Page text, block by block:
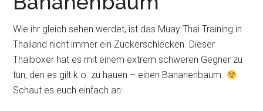
Wie ihr gleich sehen werdet, ist das Muay Thai Training in
Thailand nicht immer ein Zuckerschlecken. Dieser
Thaiboxer hat es mit einem extrem schweren Gegner zu
tun, den es gilt k.o. zu hauen – einen Bananenbaum.
Schaut es euch einfach an: